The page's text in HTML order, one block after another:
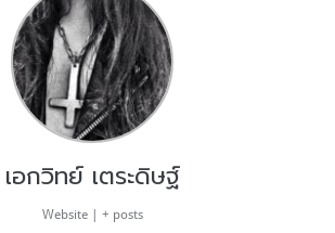
เอกวิทย์ เตระดิษฐ์
Website | + posts